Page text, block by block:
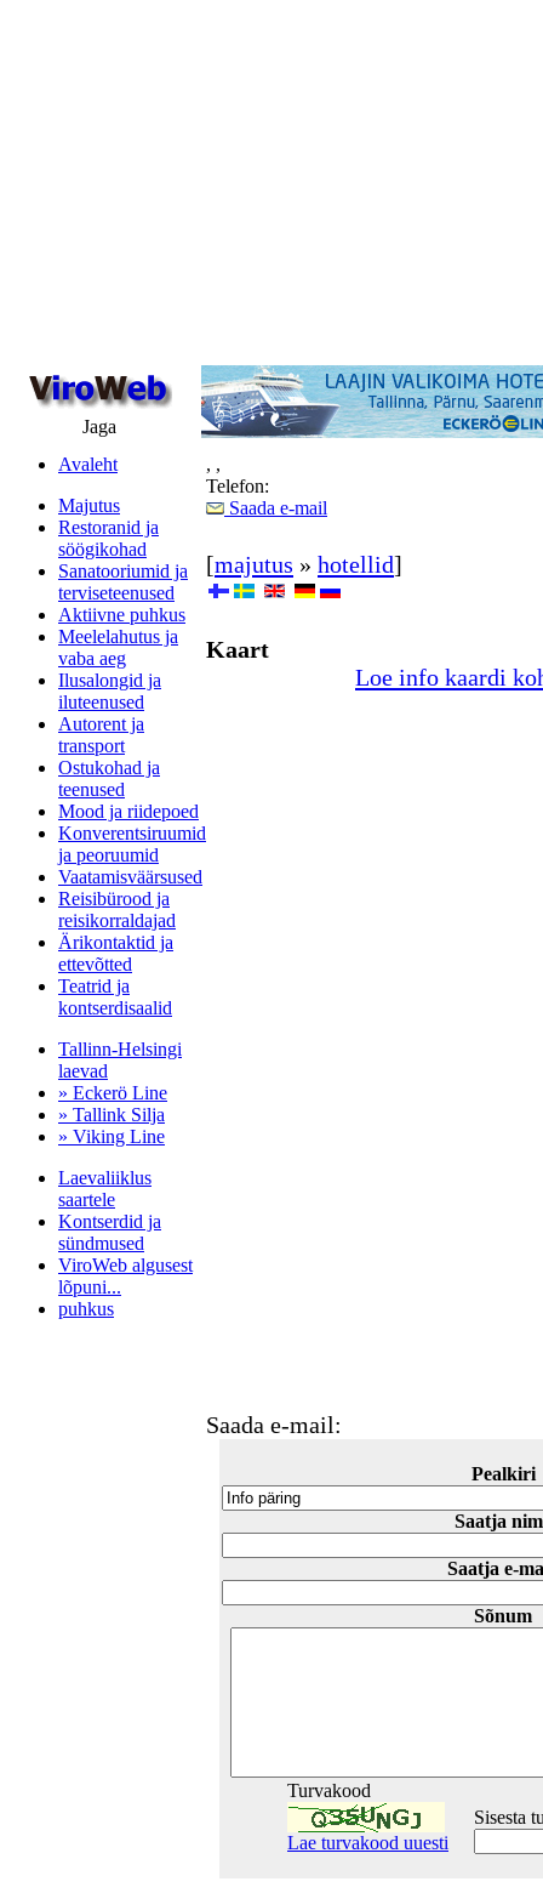
Jaga
Avaleht
Majutus
Restoranid ja
söögikohad
Sanatooriumid ja
terviseteenused
Aktiivne puhkus
Meelelahutus ja
vaba aeg
Ilusalongid ja
iluteenused
Autorent ja
transport
Ostukohad ja
teenused
Mood ja riidepoed
Konverentsiruumid
ja peoruumid
Vaatamisväärsused
Reisibürood ja
reisikorraldajad
Ärikontaktid ja
ettevõtted
Teatrid ja
kontserdisaalid
Tallinn-Helsingi
laevad
» Eckerö Line
» Tallink Silja
» Viking Line
Laevaliiklus
saartele
Kontserdid ja
sündmused
ViroWeb algusest
lõpuni...
puhkus
, ,
Telefon:
Saada e-mail
[majutus » hotellid]
Kaart
Loe info kaardi
Saada e-mail:
Pealkiri
Saatja
Saatja e-
Sõnum
Turvakood
Lae turvakood uuesti
Sisesta